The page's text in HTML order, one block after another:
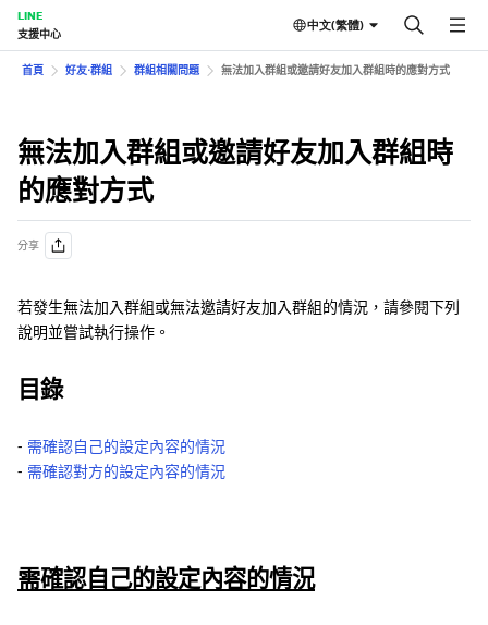
LINE
支援中心
中文(繁體)
首頁 好友⋅群組 群組相關問題 無法加入群組或邀請好友加入群組時的應對方式
無法加入群組或邀請好友加入群組時
的應對方式
分享
若發生無法加入群組或無法邀請好友加入群組的情況，請參閱下列
說明並嘗試執行操作。
目錄
- 需確認自己的設定內容的情況
- 需確認對方的設定內容的情況
需確認自己的設定內容的情況